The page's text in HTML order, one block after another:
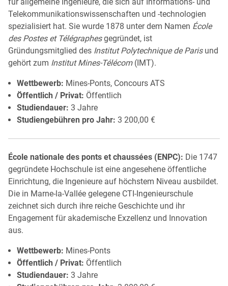
Telekommunikationswissenschaften und -technologien
spezialisiert hat. Sie wurde 1878 unter dem Namen École
des Postes et Télégraphesgegründet, ist
Gründungsmitglied des Institut Polytechnique de Parisund
gehört zum Institut Mines-Télécom(IMT).
Wettbewerb: Mines-Ponts, Concours ATS
Öffentlich / Privat: Öffentlich
Studiendauer: 3 Jahre
Studiengebühren pro Jahr: 3 200,00 €
École nationale des ponts et chaussées (ENPC): Die 1747
gegründete Hochschule ist eine angesehene öffentliche
Einrichtung, die Ingenieure auf höchstem Niveau ausbildet.
Die in Marne-la-Vallée gelegene CTI-Ingenieurschule
zeichnet sich durch ihre reiche Geschichte und ihr
Engagement für akademische Exzellenz und Innovation
aus.
Wettbewerb: Mines-Ponts
Öffentlich / Privat: Öffentlich
Studiendauer: 3 Jahre